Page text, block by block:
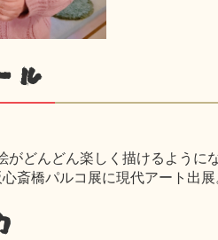
ル
がどんどん楽しく描けるように
斎橋パルコ展に現代アート出展